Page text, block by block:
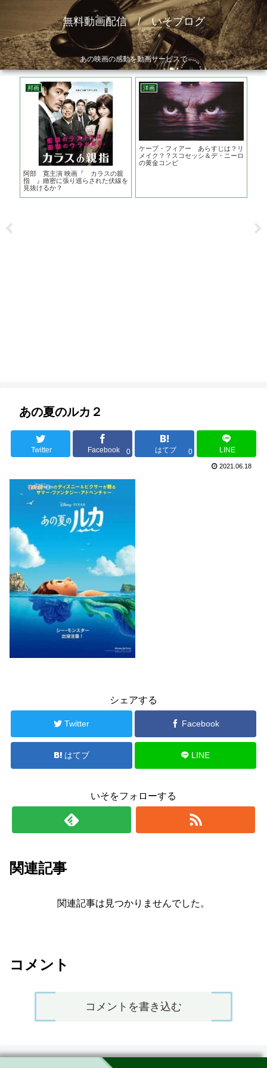
無料動画配信 / いそブログ
あの映画の感動を動画サービスで
邦画
阿部 寛主演 映画『 カラスの親
指 』緻密に張り巡らされた伏線を
見抜けるか？
洋画
ケープ・フィアー あらすじは？リ
メイク？？スコセッシ＆デ・ニーロ
の黄金コンビ
あの夏のルカ２
Twitter Facebook 0 はてブ 0 LINE
2021.06.18
シェアする
Twitter Facebook
はてブ LINE
いそをフォローする
関連記事
関連記事は見つかりませんでした。
コメント
コメントを書き込む